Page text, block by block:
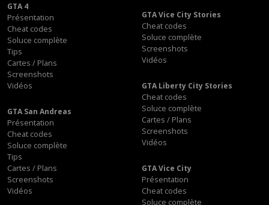
GTA 4
Présentation
Cheat codes
Soluce complète
Tips
Cartes / Plans
Screenshots
Vidéos
GTA Vice City Stories
Cheat codes
Soluce complète
Screenshots
Vidéos
GTA Liberty City Stories
Cheat codes
Soluce complète
Cartes / Plans
Screenshots
Vidéos
GTA San Andreas
Présentation
Cheat codes
Soluce complète
Tips
Cartes / Plans
Screenshots
Vidéos
GTA Vice City
Présentation
Cheat codes
Soluce complète